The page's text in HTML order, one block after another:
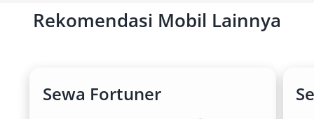
Rekomendasi Mobil Lainnya
Sewa Fortuner